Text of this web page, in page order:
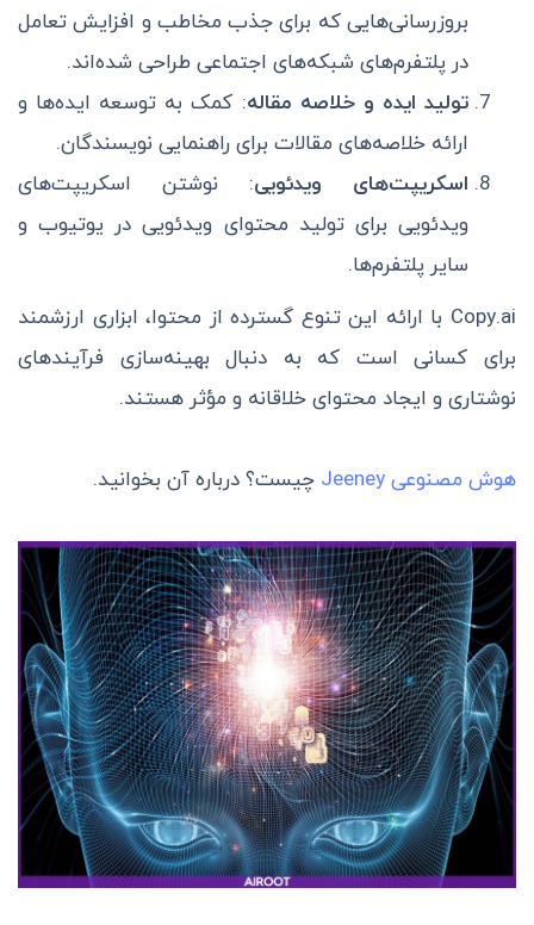
بروزرسانی‌هایی که برای جذب مخاطب و افزایش تعامل
در پلتفرم‌های شبکه‌های اجتماعی طراحی شده‌اند.
تولید ایده و خلاصه مقاله: کمک به توسعه ایده‌ها و
ارائه خلاصه‌های مقالات برای راهنمایی نویسندگان.
اسکریپت‌های ویدئویی: نوشتن اسکریپت‌های
ویدئویی برای تولید محتوای ویدئویی در یوتیوب و
سایر پلتفرم‌ها.
Copy.ai با ارائه این تنوع گسترده از محتوا، ابزاری ارزشمند
برای کسانی است که به دنبال بهینه‌سازی فرآیندهای
نوشتاری و ایجاد محتوای خلاقانه و مؤثر هستند.
هوش مصنوعی Jeeney چیست؟ درباره آن بخوانید.